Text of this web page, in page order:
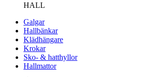
HALL
Galgar
Hallbänkar
Klädhängare
Krokar
Sko- & hatthyllor
Hallmattor